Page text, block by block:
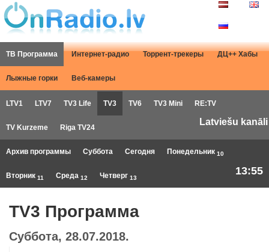
ТВ Программа Интернет-радио Торрент-трекеры ДЦ++ Хабы
Лыжные горки Веб-камеры
LTV1 LTV7 TV3 Life TV3 TV6 TV3 Mini RE:TV
TV Kurzeme Riga TV24
Latviešu kanāli
Архив программы Суббота Сегодня Понедельник 10
Вторник 11 Среда 12 Четверг 13
13:55
TV3 Программа
Суббота, 28.07.2018.